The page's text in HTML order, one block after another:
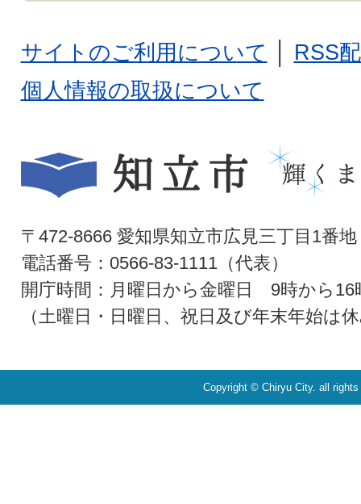
サイトのご利用について
RSS
個人情報の取扱について
〒472-8666 愛知県知立市広見三丁目1番地
電話番号：0566-83-1111（代表）
開庁時間：月曜日から金曜日 9時から16
（土曜日・日曜日、祝日及び年末年始は
Copyright © Chiryu City. all rights